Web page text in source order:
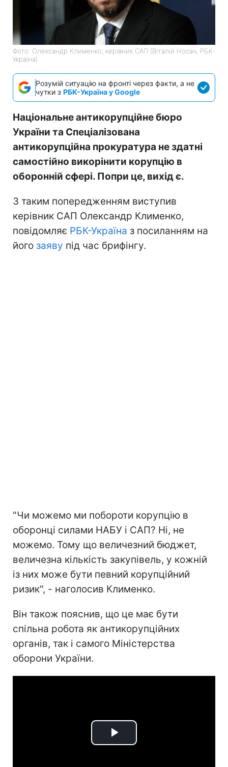
Фото: Олександр Клименко, керівник САП (Віталій Носач, РБК-
Україна)
Розумій ситуацію на фронті через факти, а не
чутки з РБК-Україна у Google
Національне антикорупційне бюро
України та Спеціалізована
антикорупційна прокуратура не здатні
самостійно викорінити корупцію в
оборонній сфері. Попри це, вихід є.
З таким попередженням виступив
керівник САП Олександр Клименко,
повідомляє РБК-Україна з посиланням на
його заяву під час брифінгу.
"Чи можемо ми побороти корупцію в
оборонці силами НАБУ і САП? Ні, не
можемо. Тому що величезний бюджет,
величезна кількість закупівель, у кожній
із них може бути певний корупційний
ризик", - наголосив Клименко.
Він також пояснив, що це має бути
спільна робота як антикорупційних
органів, так і самого Міністерства
оборони України.
Play